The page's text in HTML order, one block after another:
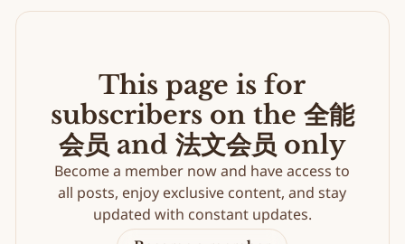
This page is for
subscribers on the 全能
会员 and 法文会员 only
Become a member now and have access to
all posts, enjoy exclusive content, and stay
updated with constant updates.